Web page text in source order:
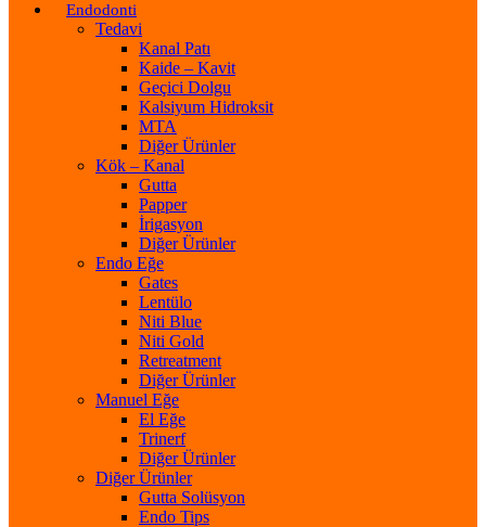
Endodonti
Tedavi
Kanal Patı
Kaide – Kavit
Geçici Dolgu
Kalsiyum Hidroksit
MTA
Diğer Ürünler
Kök – Kanal
Gutta
Papper
İrigasyon
Diğer Ürünler
Endo Eğe
Gates
Lentülo
Niti Blue
Niti Gold
Retreatment
Diğer Ürünler
Manuel Eğe
El Eğe
Trinerf
Diğer Ürünler
Diğer Ürünler
Gutta Solüsyon
Endo Tips